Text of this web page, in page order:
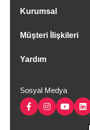
Kurumsal
Müşteri İlişkileri
Yardım
Sosyal Medya